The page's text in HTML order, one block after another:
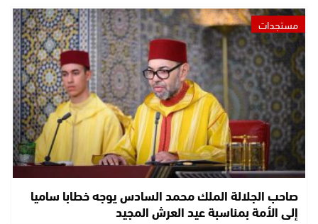
مستجدات
صاحب الجلالة الملك محمد السادس يوجه خطابا ساميا
إلى الأمة بمناسبة عيد العرش المجيد